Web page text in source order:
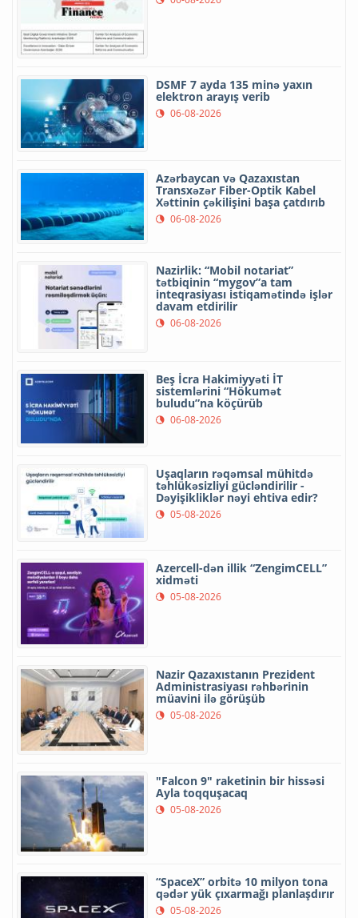
DSMF 7 ayda 135 minə yaxın
elektron arayış verib
06-08-2026
Azərbaycan və Qazaxıstan
Transxəzər Fiber-Optik Kabel
Xəttinin çəkilişini başa çatdırıb
06-08-2026
Nazirlik: “Mobil notariat”
tətbiqinin “mygov”a tam
inteqrasiyası istiqamətində işlər
davam etdirilir
06-08-2026
Beş İcra Hakimiyyəti İT
sistemlərini “Hökumət
buludu”na köçürüb
06-08-2026
Uşaqların rəqəmsal mühitdə
təhlükəsizliyi gücləndirilir -
Dəyişikliklər nəyi ehtiva edir?
05-08-2026
Azercell-dən illik “ZengimCELL”
xidməti
05-08-2026
Nazir Qazaxıstanın Prezident
Administrasiyası rəhbərinin
müavini ilə görüşüb
05-08-2026
"Falcon 9" raketinin bir hissəsi
Ayla toqquşacaq
05-08-2026
“SpaceX” orbitə 10 milyon tona
qədər yük çıxarmağı planlaşdırır
05-08-2026